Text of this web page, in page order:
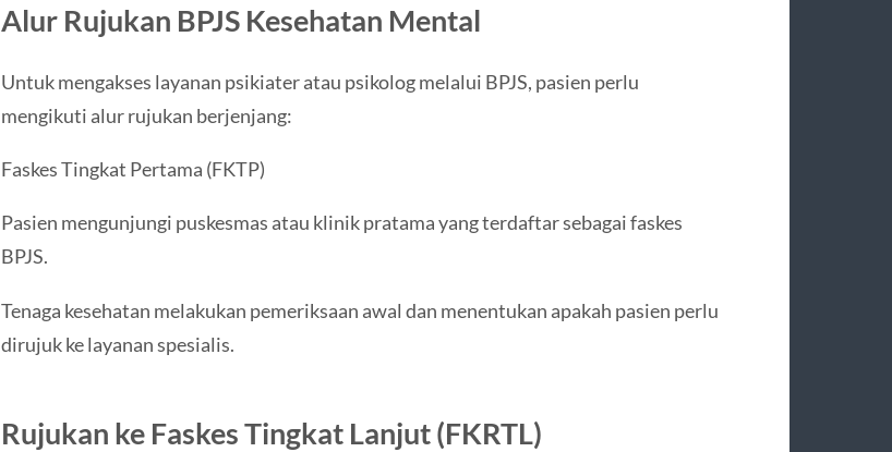
Alur Rujukan BPJS Kesehatan Mental
Untuk mengakses layanan psikiater atau psikolog melalui BPJS, pasien perlu
mengikuti alur rujukan berjenjang:
Faskes Tingkat Pertama (FKTP)
Pasien mengunjungi puskesmas atau klinik pratama yang terdaftar sebagai faskes
BPJS.
Tenaga kesehatan melakukan pemeriksaan awal dan menentukan apakah pasien perlu
dirujuk ke layanan spesialis.
Rujukan ke Faskes Tingkat Lanjut (FKRTL)